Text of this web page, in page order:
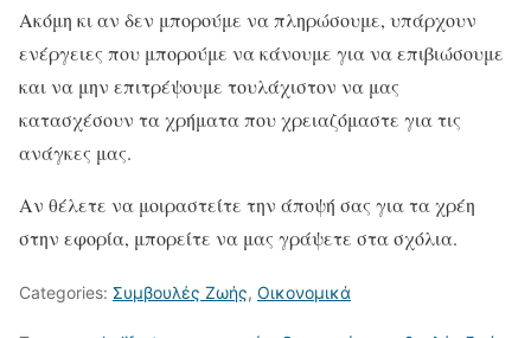
Ακόμη κι αν δεν μπορούμε να πληρώσουμε, υπάρχουν
ενέργειες που μπορούμε να κάνουμε για να επιβιώσουμε
και να μην επιτρέψουμε τουλάχιστον να μας
κατασχέσουν τα χρήματα που χρειαζόμαστε για τις
ανάγκες μας.
Αν θέλετε να μοιραστείτε την άποψή σας για τα χρέη
στην εφορία, μπορείτε να μας γράψετε στα σχόλια.
Categories: Συμβουλές Ζωής, Οικονομικά